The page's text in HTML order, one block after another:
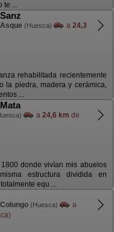
te ...
Asque (Huesca) a 24,3
rehabilitada recientemente
la piedra, madera y cerámica,
...
a 24,6 km de
donde vivían mis abuelos
estructura dividida en
equ ...
Colungo (Huesca)
a